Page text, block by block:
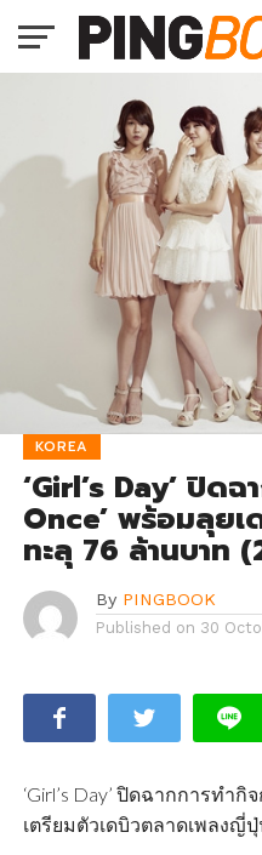
KOREA
‘Girl’s Day’ ปิด
Once’ พร้อมลุย
ทะลุ 76 ล้านบาท
By PINGBOOK
Published on 30
‘Girl’s Day’ ปิดฉากการทำกิ
เตรียมตัวเดบิวตลาดเพลงญี่